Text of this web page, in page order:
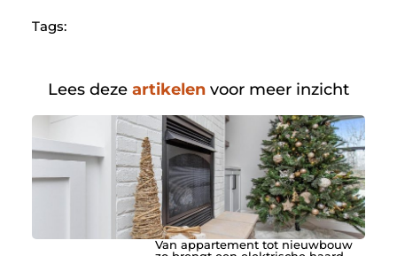
Tags:
Lees deze artikelen voor meer inzicht
Van appartement tot nieuwbouw